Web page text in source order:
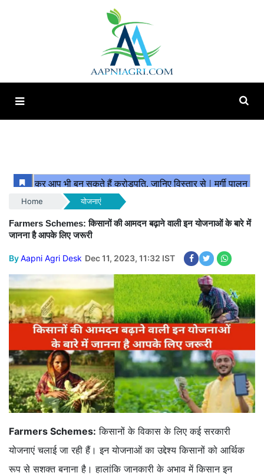
Home योजनाएं
Farmers Schemes: किसानों की आमदन बढ़ाने वाली इन योजनाओं के बारे में
जानना है आपके लिए जरूरी
ByAapni Agri Desk Dec 11, 2023, 11:32 IST
Farmers Schemes: किसानों के विकास के लिए कई सरकारी
योजनाएं चलाई जा रही हैं। इन योजनाओं का उद्देश्य किसानों को आर्थिक
रूप से सशक्त बनाना है। हालांकि जानकारी के अभाव में किसान इन